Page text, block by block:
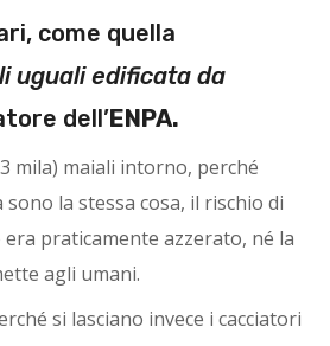
come quella
uguali edificata da
dell’ENPA.
mila) maiali intorno, perché
la stessa cosa, il rischio di
praticamente azzerato, né la
agli umani.
si lasciano invece i cacciatori